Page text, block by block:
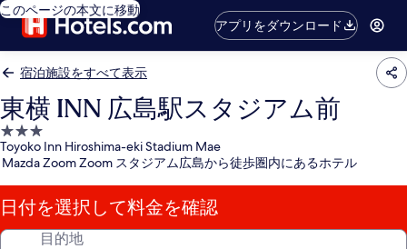
このページの本文に移動
アプリをダウンロード
宿泊施設をすべて表示
東横 INN 広島駅スタジアム前
3.0
つ
星
宿
泊
施
Toyoko Inn Hiroshima-eki Stadium Mae
Mazda Zoom Zoom スタジアム広島から徒歩圏内にあるホテル
日付を選択して料金を確認
目的地